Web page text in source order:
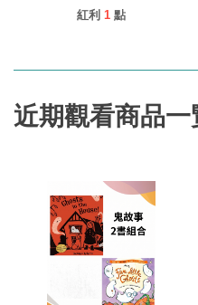
紅利 1 點
近期觀看商品一